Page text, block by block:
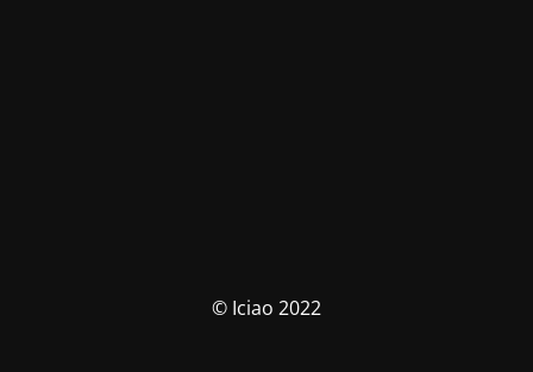
© Iciao 2022